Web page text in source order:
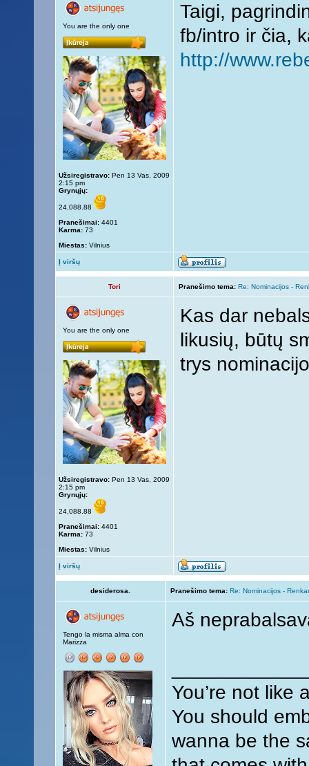
You are the only one
Užsiregistravo: Pen 13 Vas, 2009
2:15 pm
Grynųjų:
24,088.88
Pranešimai: 4401
Karma: 73
Miestas: Vilnius
Taigi,
fb/intro ir čia,
http://
Į viršų
Tori Pranešimo tema: Re: Nominacijos -
You are the only one
Užsiregistravo: Pen 13 Vas, 2009
2:15 pm
Grynųjų:
24,088.88
Pranešimai: 4401
Karma: 73
Miestas: Vilnius
Kas dar
likusių, būtų
trys
Į viršų
desiderosa. Pranešimo tema: Re: Nominacijos -
Tengo la misma alma con
Marizza
Aš
You’re not like
You should
wanna be the